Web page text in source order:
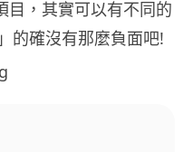
，其實可以有不同的
的確沒有那麼負面吧!